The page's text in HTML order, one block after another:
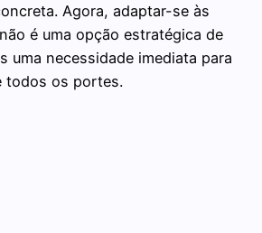
Agora, adaptar-se às
é uma opção estratégica de
uma necessidade imediata para
todos os portes.